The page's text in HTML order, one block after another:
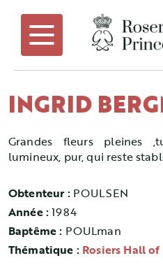
INGRID
Grandes fleurs pleines
lumineux, pur, qui reste
Obtenteur : POULSEN
Année :1984
Baptême : POULman
Thématique : Rosiers Hall of